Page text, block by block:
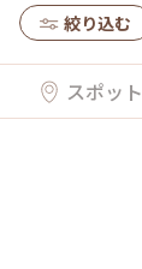
絞り込む
スポット